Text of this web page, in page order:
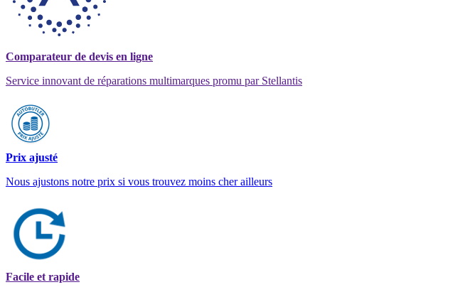
Comparateur de devis en ligne
Service innovant de réparations multimarques promu par Stellantis
Prix ajusté
Nous ajustons notre prix si vous trouvez moins cher ailleurs
Facile et rapide